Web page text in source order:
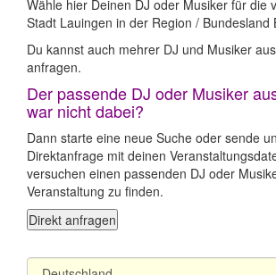
Wähle hier Deinen DJ oder Musiker für die
Stadt Lauingen in der Region / Bundesland
Du kannst auch mehrer DJ und Musiker
anfragen.
Der passende DJ oder Musiker
war nicht dabei?
Dann starte eine neue Suche oder sende
Direktanfrage mit deinen
versuchen einen passenden DJ oder
Veranstaltung zu finden.
Direkt anfragen